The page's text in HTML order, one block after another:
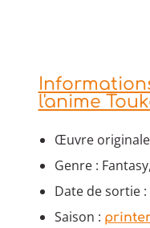
l'anime
Œuvre originale
Genre :
Date de sortie
Saison :